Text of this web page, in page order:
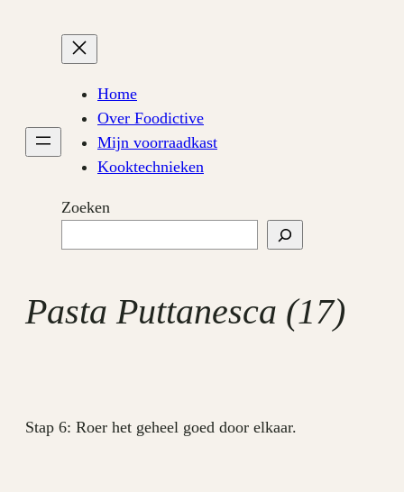
Home
Over Foodictive
Mijn voorraadkast
Kooktechnieken
Zoeken
Pasta Puttanesca (17)
Stap 6: Roer het geheel goed door elkaar.